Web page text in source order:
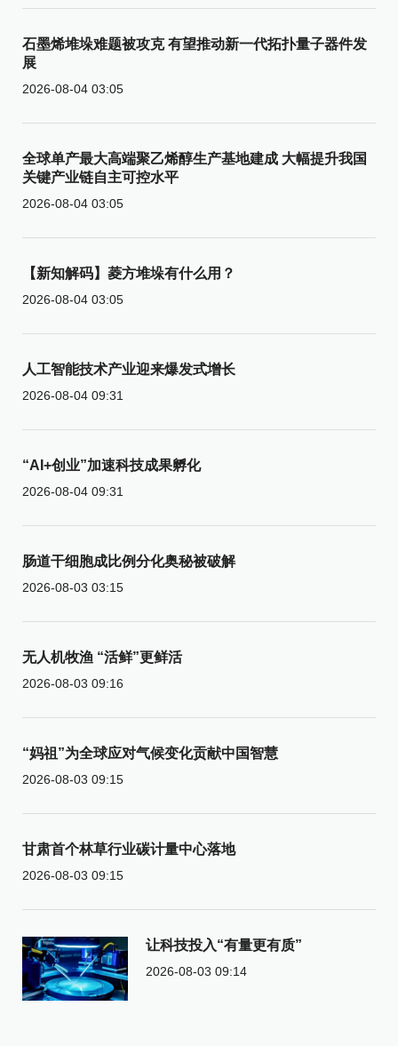
石墨烯堆垛难题被攻克 有望推动新一代拓扑量子器件发
展
2026-08-04 03:05
全球单产最大高端聚乙烯醇生产基地建成 大幅提升我国
关键产业链自主可控水平
2026-08-04 03:05
【新知解码】菱方堆垛有什么用？
2026-08-04 03:05
人工智能技术产业迎来爆发式增长
2026-08-04 09:31
“AI+创业”加速科技成果孵化
2026-08-04 09:31
肠道干细胞成比例分化奥秘被破解
2026-08-03 03:15
无人机牧渔 “活鲜”更鲜活
2026-08-03 09:16
“妈祖”为全球应对气候变化贡献中国智慧
2026-08-03 09:15
甘肃首个林草行业碳计量中心落地
2026-08-03 09:15
让科技投入“有量更有质”
2026-08-03 09:14